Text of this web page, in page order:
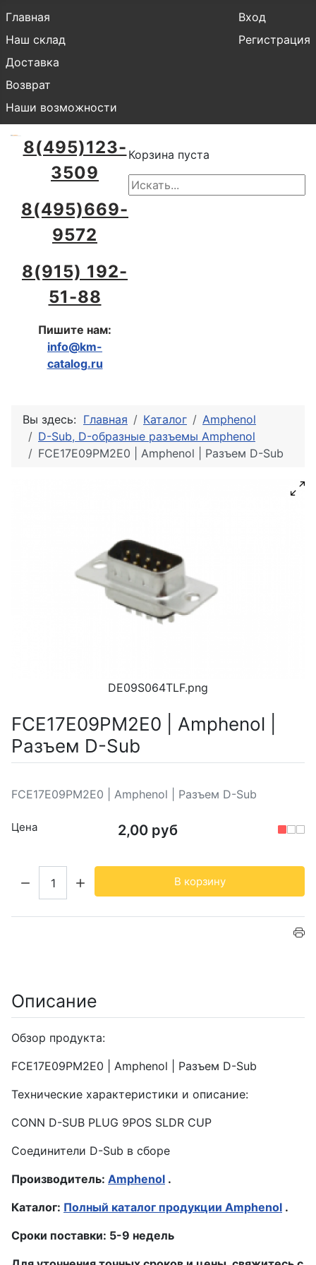
Главная
Наш склад
Доставка
Возврат
Наши возможности
Вход
Регистрация
8(495)123-
3509
8(495)669-
9572
8(915) 192-
51-88
Пишите нам:
info@km-
catalog.ru
Корзина пуста
Вы здесь: Главная Каталог
Amphenol
D-Sub, D-образные разъемы Amphenol
FCE17E09PM2E0 | Amphenol | Разъем D-Sub
DE09S064TLF.png
FCE17E09PM2E0 | Amphenol |
Разъем D-Sub
FCE17E09PM2E0 | Amphenol | Разъем D-Sub
Цена 2,00 руб
В корзину
Описание
Обзор продукта:
FCE17E09PM2E0 | Amphenol | Разъем D-Sub
Технические характеристики и описание:
CONN D-SUB PLUG 9POS SLDR CUP
Соединители D-Sub в сборе
Производитель: Amphenol .
Каталог: Полный каталог продукции Amphenol .
Сроки поставки: 5-9 недель